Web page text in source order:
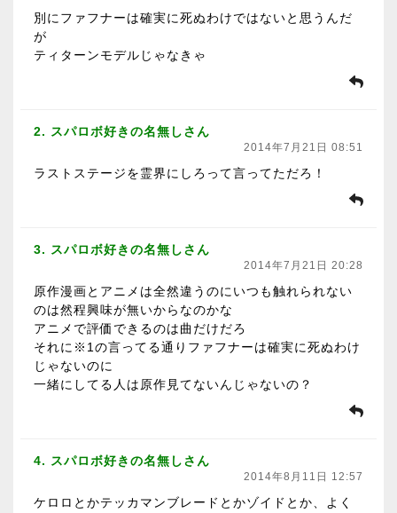
別にファフナーは確実に死ぬわけではないと思うんだ
が
ティターンモデルじゃなきゃ
2. スパロボ好きの名無しさん
2014年7月21日 08:51
ラストステージを霊界にしろって言ってただろ！
3. スパロボ好きの名無しさん
2014年7月21日 20:28
原作漫画とアニメは全然違うのにいつも触れられない
のは然程興味が無いからなのかな
アニメで評価できるのは曲だけだろ
それに※1の言ってる通りファフナーは確実に死ぬわけ
じゃないのに
一緒にしてる人は原作見てないんじゃないの？
4. スパロボ好きの名無しさん
2014年8月11日 12:57
ケロロとかテッカマンブレードとかゾイドとか、よく